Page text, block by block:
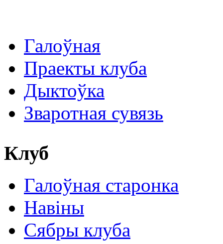
Галоўная
Праекты клуба
Дыктоўка
Зваротная сувязь
Клуб
Галоўная старонка
Навіны
Сябры клуба